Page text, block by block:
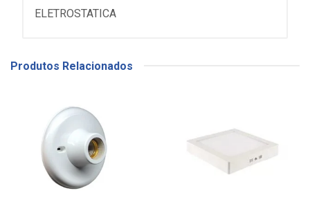
ELETROSTATICA
Produtos Relacionados